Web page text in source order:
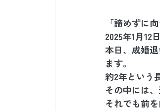
「諦めずに
2025年1月12
本日、成婚
ます。
約2年という
その中には
それでも前